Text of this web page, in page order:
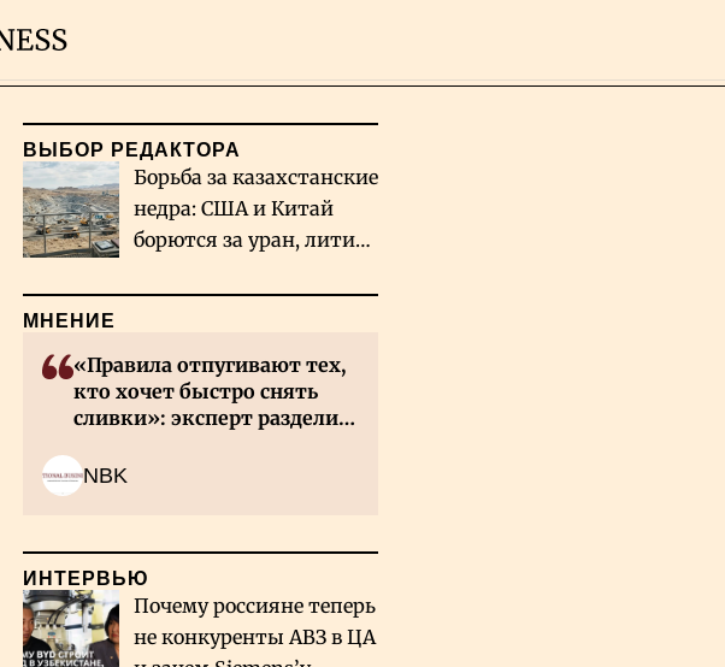
ВЫБОР РЕДАКТОРА
Борьба за казахстанские
недра: США и Китай
борются за уран, литий
МНЕНИЕ
«Правила отпугивают тех,
кто хочет быстро снять
сливки»: эксперт разделил
NBK
ИНТЕРВЬЮ
Почему россияне теперь
не конкуренты АВЗ в ЦА